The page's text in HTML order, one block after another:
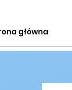
główna